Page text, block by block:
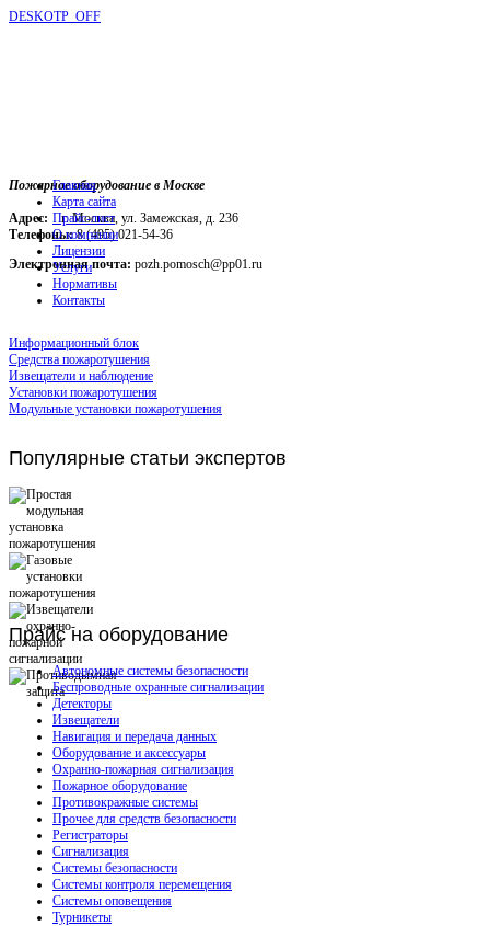
DESKOTP_OFF
Пожарное оборудование в Москве
Адрес: г. Москва, ул. Замежская, д. 236
Телефоны:8 (495) 021-54-36
Электронная почта: pozh.pomosch@pp01.ru
Главная
Карта сайта
Прайс-лист
О компании
Лицензии
Услуги
Нормативы
Контакты
Информационный блок
Средства пожаротушения
Извещатели и наблюдение
Установки пожаротушения
Модульные установки пожаротушения
Популярные статьи экспертов
Прайсна оборудование
Автономные системы безопасности
Беспроводные охранные сигнализации
Детекторы
Извещатели
Навигация и передача данных
Оборудование и аксессуары
Охранно-пожарная сигнализация
Пожарное оборудование
Противокражные системы
Прочее для средств безопасности
Регистраторы
Сигнализация
Системы безопасности
Системы контроля перемещения
Системы оповещения
Турникеты